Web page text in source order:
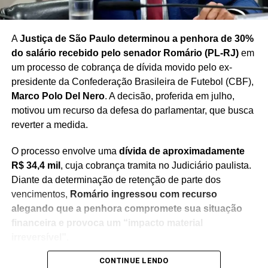
AJustiça de São Paulo determinou a penhora de 30%
do salário recebido pelo senador Romário (PL-RJ)em
um processo de cobrança de dívida movido pelo ex-
presidente da Confederação Brasileira de Futebol (CBF),
Marco Polo Del Nero. A decisão, proferida em julho,
motivou um recurso da defesa do parlamentar, que busca
reverter a medida.
O processo envolve uma dívida de aproximadamente
R$ 34,4 mil , cuja cobrança tramita no Judiciário paulista.
Diante da determinação de retenção de parte dos
vencimentos, Romário ingressou com recurso
alegando que a penhora compromete sua situação
financeira e provoca um “impacto material
Na manifestação apresentada à Justiça, a defesa do
CONTINUE LENDO